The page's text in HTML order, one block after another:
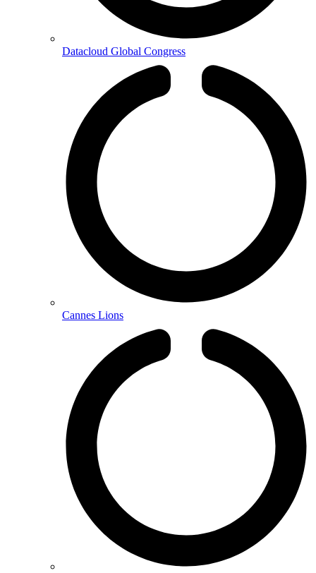
Datacloud Global Congress
Cannes Lions